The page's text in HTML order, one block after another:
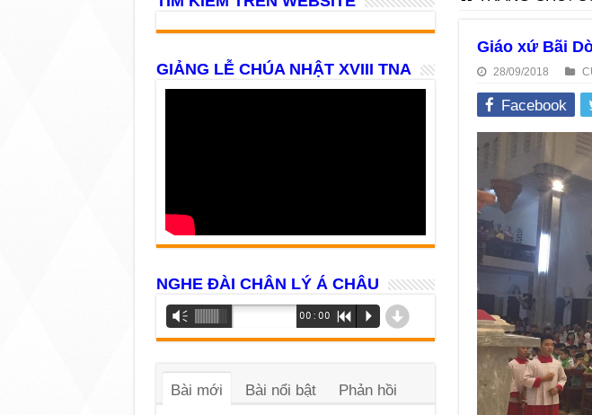
Giáo xứ Bãi
28/09/2018
Facebook
GIẢNG LỄ CHÚA NHẬT XVIII TNA
NGHE ĐÀI CHÂN LÝ Á CHÂU
Trình
phát
âm
Vm 00:00 R P d
Bài mới Bài nổi bật Phản hồi